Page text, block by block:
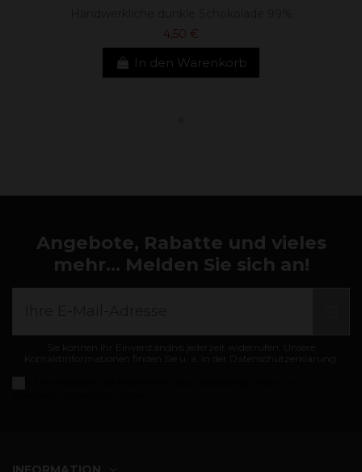
4,50 €
In den Warenkorb
Angebote, Rabatte und vieles
mehr... Melden Sie sich an!